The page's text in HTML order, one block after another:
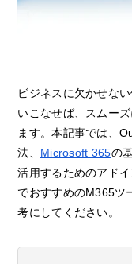
ビジネスに欠かせな
いこなせば、スムー
ます。本記事では、
法、 Microsoft 365の
活用するためのアド
でおすすめのM365ツ
考にしてください。